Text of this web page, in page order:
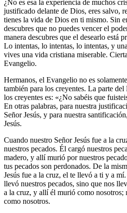
¿No es esa la experiencia de muchos
justificado delante de Dios, eres salvo,
tienes la vida de Dios en ti mismo. Sin
descubres que no puedes vencer el
manera descubres que el desearlo está
Lo intentas, lo intentas, lo intentas, y
vives una vida cristiana miserable.
Evangelio.
Hermanos, el Evangelio no es
también para los creyentes. La parte
los creyentes es: «¿No sabéis que
En otras palabras, para nuestra
Señor Jesús, y para nuestra
Jesús.
Cuando nuestro Señor Jesús fue a la
nuestros pecados. Él cargó nuestros
madero, y allí murió por nuestros
tus pecados son perdonados. De la
Jesús fue a la cruz, el te llevó a ti y a
llevó nuestros pecados, sino que nos
a la cruz, y allí él murió como nosotros;
como nosotros.